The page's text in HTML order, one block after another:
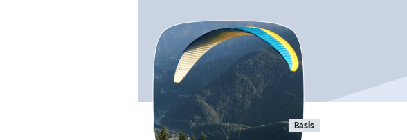
Kiran Neupane Basis